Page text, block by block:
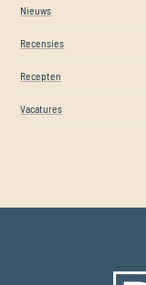
Nieuws
Recensies
Recepten
Vacatures